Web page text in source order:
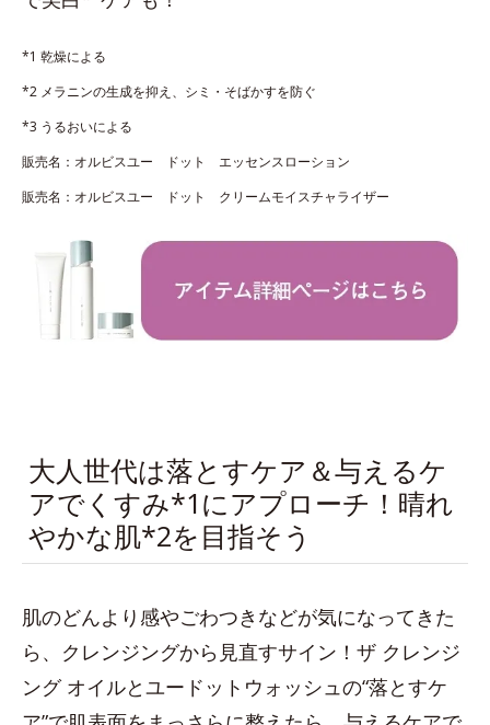
*1 乾燥による
*2 メラニンの生成を抑え、シミ・そばかすを防ぐ
*3 うるおいによる
販売名：オルビスユー ドット エッセンスローション
販売名：オルビスユー ドット クリームモイスチャライザー
大人世代は落とすケア＆与えるケ
アでくすみ*1にアプローチ！晴れ
やかな肌*2を目指そう
肌のどんより感やごわつきなどが気になってきた
ら、クレンジングから見直すサイン！ザ クレンジ
ング オイルとユードットウォッシュの“落とすケ